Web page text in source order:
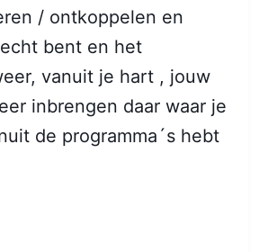
/ ontkoppelen en
bent en het
vanuit je hart , jouw
inbrengen daar waar je
de programma´s hebt